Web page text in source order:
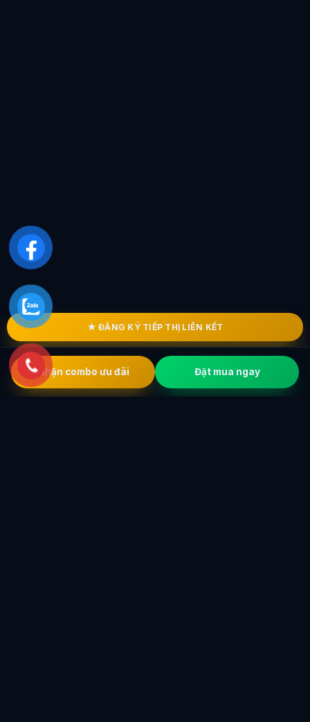
Nhận combo ưu đãi Đặt mua ngay
★ ĐĂNG KÝ TIẾP THỊ LIÊN KẾT